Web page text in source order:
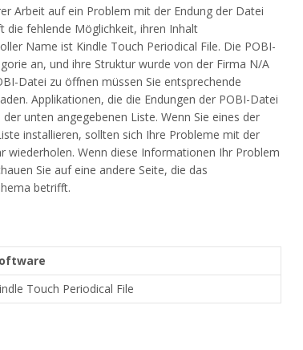
Arbeit auf ein Problem mit der Endung der Datei
die fehlende Möglichkeit, ihren Inhalt
Name ist Kindle Touch Periodical File. Die POBI-
an, und ihre Struktur wurde von der Firma N/A
Datei zu öffnen müssen Sie entsprechende
Applikationen, die die Endungen der POBI-Datei
unten angegebenen Liste. Wenn Sie eines der
installieren, sollten sich Ihre Probleme mit der
wiederholen. Wenn diese Informationen Ihr Problem
Sie auf eine andere Seite, die das
betrifft.
Touch Periodical File